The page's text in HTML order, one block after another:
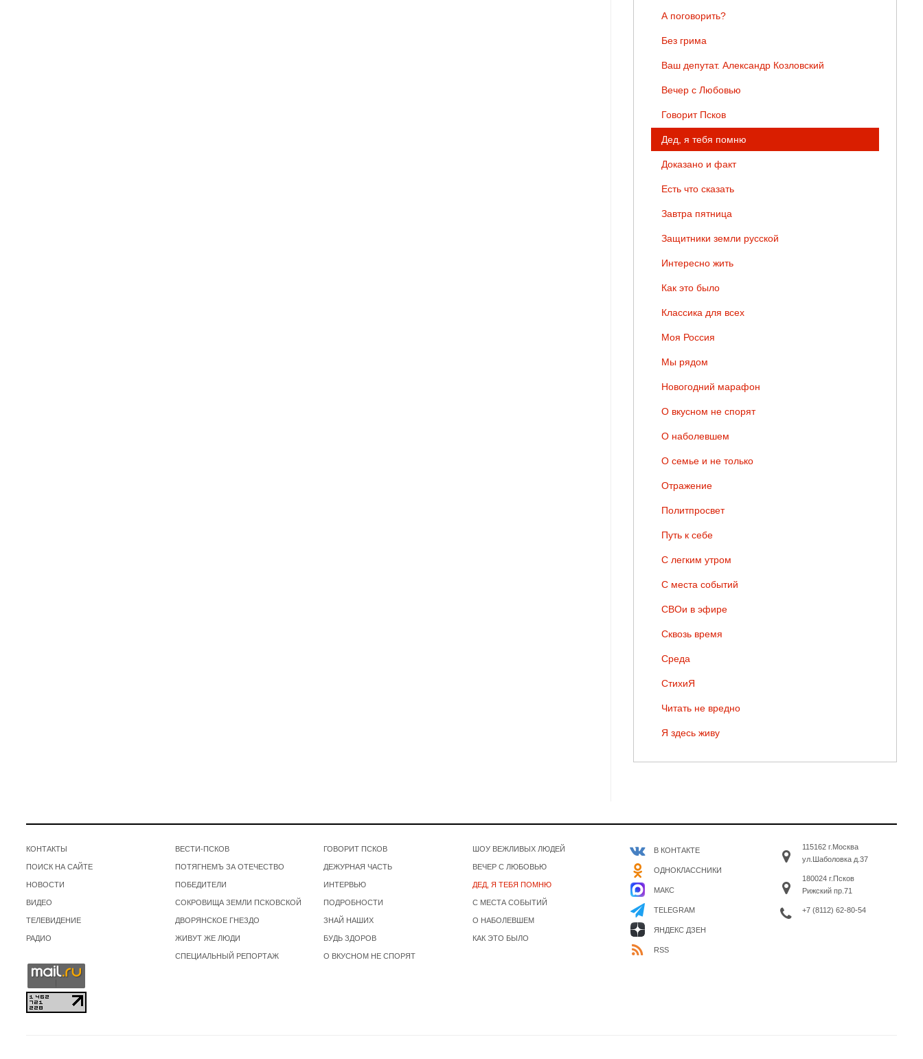
А поговорить?
Без грима
Ваш депутат. Александр Козловский
Вечер с Любовью
Говорит Псков
Дед, я тебя помню
Доказано и факт
Есть что сказать
Завтра пятница
Защитники земли русской
Интересно жить
Как это было
Классика для всех
Моя Россия
Мы рядом
Новогодний марафон
О вкусном не спорят
О наболевшем
О семье и не только
Отражение
Политпросвет
Путь к себе
С легким утром
С места событий
СВОи в эфире
Сквозь время
Среда
СтихиЯ
Читать не вредно
Я здесь живу
КОНТАКТЫ
ПОИСК НА САЙТЕ
НОВОСТИ
ВИДЕО
ТЕЛЕВИДЕНИЕ
РАДИО
ВЕСТИ-ПСКОВ
ПОТЯГНЕМЪ ЗА ОТЕЧЕСТВО
ПОБЕДИТЕЛИ
СОКРОВИЩА ЗЕМЛИ ПСКОВСКОЙ
ДВОРЯНСКОЕ ГНЕЗДО
ЖИВУТ ЖЕ ЛЮДИ
СПЕЦИАЛЬНЫЙ РЕПОРТАЖ
ГОВОРИТ ПСКОВ
ДЕЖУРНАЯ ЧАСТЬ
ИНТЕРВЬЮ
ПОДРОБНОСТИ
ЗНАЙ НАШИХ
БУДЬ ЗДОРОВ
О ВКУСНОМ НЕ СПОРЯТ
ШОУ ВЕЖЛИВЫХ ЛЮДЕЙ
ВЕЧЕР С ЛЮБОВЬЮ
ДЕД, Я ТЕБЯ ПОМНЮ
С МЕСТА СОБЫТИЙ
О НАБОЛЕВШЕМ
КАК ЭТО БЫЛО
В КОНТАКТЕ
ОДНОКЛАССНИКИ
МАКС
TELEGRAM
ЯНДЕКС ДЗЕН
RSS
115162 г.Москва
ул.Шаболовка д.37
180024 г.Псков
Рижский пр.71
+7 (8112) 62-80-54